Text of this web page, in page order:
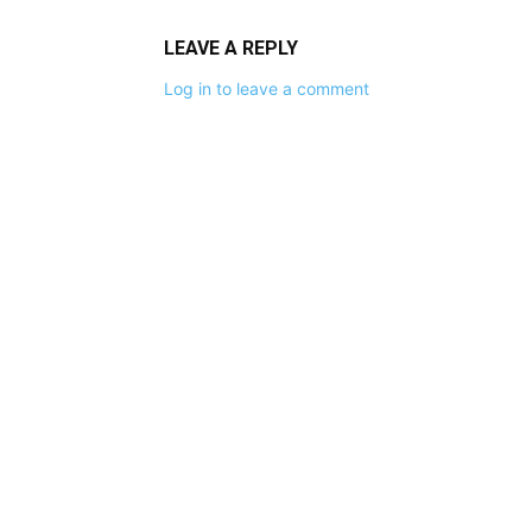
LEAVE A REPLY
Log in to leave a comment